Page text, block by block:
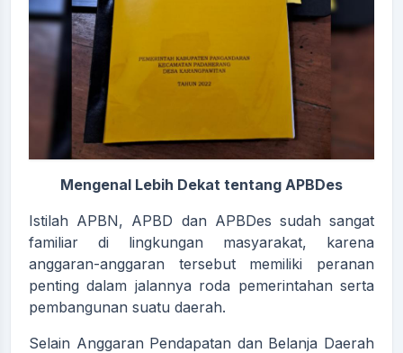
Mengenal Lebih Dekat tentang APBDes
Istilah APBN, APBD dan APBDes sudah sangat
familiar di lingkungan masyarakat, karena
anggaran-anggaran tersebut memiliki peranan
penting dalam jalannya roda pemerintahan serta
pembangunan suatu daerah.
Selain Anggaran Pendapatan dan Belanja Daerah